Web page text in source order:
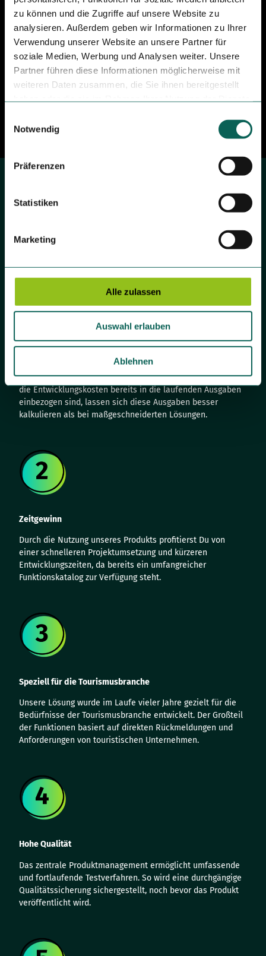
zu können und die Zugriffe auf unsere Website zu
analysieren. Außerdem geben wir Informationen zu Ihrer
Verwendung unserer Website an unsere Partner für
soziale Medien, Werbung und Analysen weiter. Unsere
Partner führen diese Informationen möglicherweise mit
weiteren Daten zusammen, die Sie ihnen bereitgestellt
w
l
Notwendig
Präferenzen
Statistiken
Marketing
Alle zulassen
Auswahl erlauben
Ablehnen
l
l
e
n
6 Gründe für unser Web-Produkt
Kostenersparnis
Die Anfangsinvestitionen sind im Vergleich zu einer
individuellen Softwareentwicklung deutlich niedriger. Da
die Entwicklungskosten bereits in die laufenden Ausgaben
einbezogen sind, lassen sich diese Ausgaben besser
kalkulieren als bei maßgeschneiderten Lösungen.
Zeitgewinn
Durch die Nutzung unseres Produkts profitierst Du von
einer schnelleren Projektumsetzung und kürzeren
Entwicklungszeiten, da bereits ein umfangreicher
Funktionskatalog zur Verfügung steht.
Speziell für die Tourismusbranche
Unsere Lösung wurde im Laufe vieler Jahre gezielt für die
Bedürfnisse der Tourismusbranche entwickelt. Der Großteil
der Funktionen basiert auf direkten Rückmeldungen und
Anforderungen von touristischen Unternehmen.
Hohe Qualität
Das zentrale Produktmanagement ermöglicht umfassende
und fortlaufende Testverfahren. So wird eine durchgängige
Qualitätssicherung sichergestellt, noch bevor das Produkt
veröffentlicht wird.